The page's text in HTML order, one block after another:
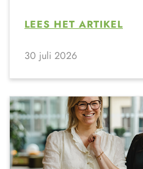
LEES HET ARTIKEL
30 juli 2026